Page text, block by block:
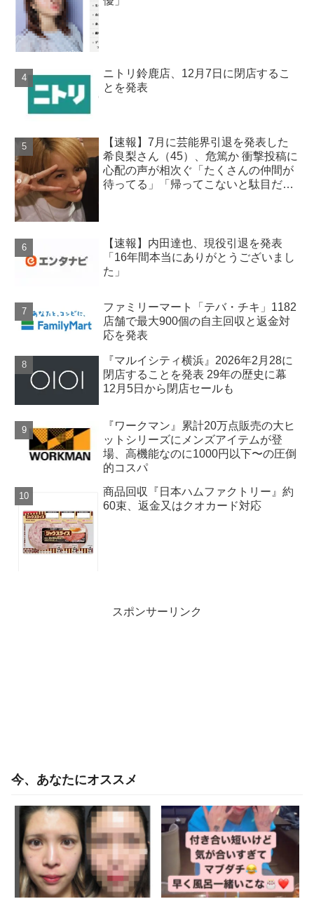
ニトリ鈴鹿店、12月7日に閉店するこ
とを発表
【速報】7月に芸能界引退を発表した
希良梨さん（45）、危篤か 衝撃投稿に
心配の声が相次ぐ「たくさんの仲間が
待ってる」「帰ってこないと駄目だ
【速報】内田達也、現役引退を発表
「16年間本当にありがとうございまし
た」
ファミリーマート「テバ・チキ」1182
店舗で最大900個の自主回収と返金対
応を発表
『マルイシティ横浜』2026年2月28に
閉店することを発表 29年の歴史に幕
12月5日から閉店セールも
『ワークマン』累計20万点販売の大ヒ
ットシリーズにメンズアイテムが登
場、高機能なのに1000円以下〜の圧倒
的コスパ
商品回収『日本ハムファクトリー』約
60束、返金又はクオカード対応
スポンサーリンク
今、あなたにオススメ